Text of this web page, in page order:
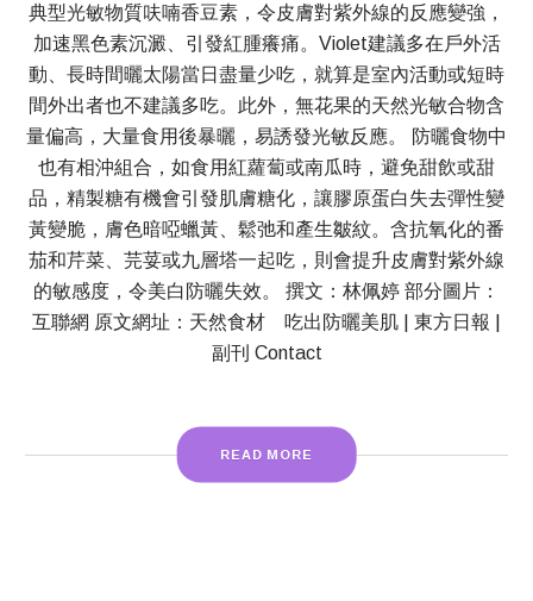
典型光敏物質呋喃香豆素，令皮膚對紫外線的反應變強，
加速黑色素沉澱、引發紅腫癢痛。Violet建議多在戶外活
動、長時間曬太陽當日盡量少吃，就算是室內活動或短時
間外出者也不建議多吃。此外，無花果的天然光敏合物含
量偏高，大量食用後暴曬，易誘發光敏反應。 防曬食物中
也有相沖組合，如食用紅蘿蔔或南瓜時，避免甜飲或甜
品，精製糖有機會引發肌膚糖化，讓膠原蛋白失去彈性變
黃變脆，膚色暗啞蠟黃、鬆弛和產生皺紋。含抗氧化的番
茄和芹菜、芫荽或九層塔一起吃，則會提升皮膚對紫外線
的敏感度，令美白防曬失效。 撰文：林佩婷 部分圖片：
互聯網 原文網址：天然食材 吃出防曬美肌 | 東方日報 |
副刊 Contact
READ MORE